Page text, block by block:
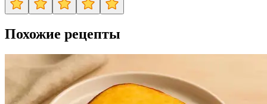
Похожие рецепты